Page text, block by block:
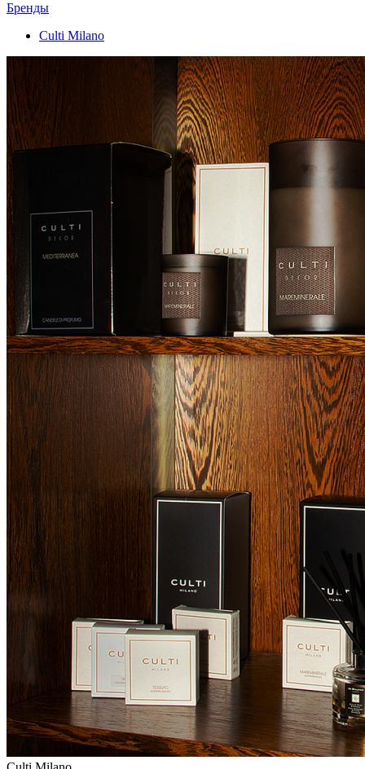
Бренды
Culti Milano